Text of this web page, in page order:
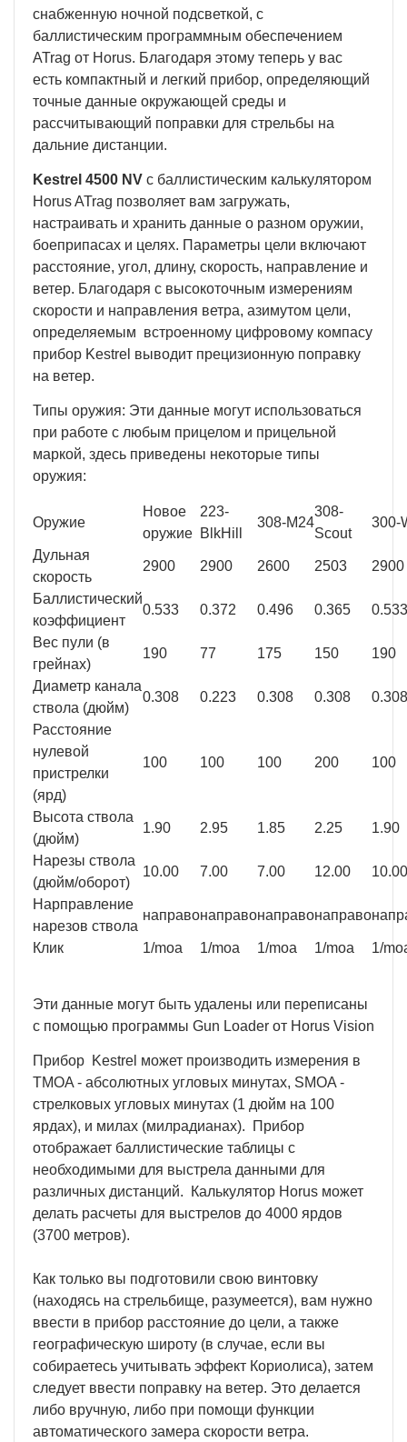
снабженную ночной подсветкой, с
баллистическим программным обеспечением
ATrag от Horus. Благодаря этому теперь у вас
есть компактный и легкий прибор, определяющий
точные данные окружающей среды и
рассчитывающий поправки для стрельбы на
дальние дистанции.
Kestrel 4500 NV с баллистическим калькулятором
Horus ATrag позволяет вам загружать,
настраивать и хранить данные о разном оружии,
боеприпасах и целях. Параметры цели включают
расстояние, угол, длину, скорость, направление и
ветер. Благодаря с высокоточным измерениям
скорости и направления ветра, азимутом цели,
определяемым встроенному цифровому компасу
прибор Kestrel выводит прецизионную поправку
на ветер.
Типы оружия: Эти данные могут использоваться
при работе с любым прицелом и прицельной
маркой, здесь приведены некоторые типы
оружия:
Оружие
Новое
оружие
223-
BlkHill
308-M24
308-
Scout
300-
Дульная
скорость
2900 2900 2600 2503 2900
Баллистический
коэффициент
0.533 0.372 0.496 0.365 0.533
Вес пули (в
грейнах)
190 77 175 150 190
Диаметр канала
ствола (дюйм)
0.308 0.223 0.308 0.308 0.308
Расстояние
нулевой
пристрелки
(ярд)
100 100 100 200 100
Высота ствола
(дюйм)
1.90 2.95 1.85 2.25 1.90
Нарезы ствола
(дюйм/оборот)
10.00 7.00 7.00 12.00 10.00
Нарправление
нарезов ствола
направонаправонаправонаправо
Клик 1/moa 1/moa 1/moa 1/moa 1/
Эти данные могут быть удалены или переписаны
с помощью программы Gun Loader от Horus Vision
Прибор Kestrel может производить измерения в
TMOA - абсолютных угловых минутах, SMOA -
стрелковых угловых минутах (1 дюйм на 100
ярдах), и милах (милрадианах). Прибор
отображает баллистические таблицы с
необходимыми для выстрела данными для
различных дистанций. Калькулятор Horus может
делать расчеты для выстрелов до 4000 ярдов
(3700 метров).
Как только вы подготовили свою винтовку
(находясь на стрельбище, разумеется), вам нужно
ввести в прибор расстояние до цели, а также
географическую широту (в случае, если вы
собираетесь учитывать эффект Кориолиса), затем
следует ввести поправку на ветер. Это делается
либо вручную, либо при помощи функции
автоматического замера скорости ветра.